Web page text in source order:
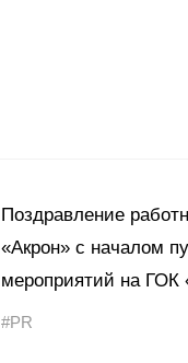
Поздравление
«Акрон» с началом
мероприятий на
#PR